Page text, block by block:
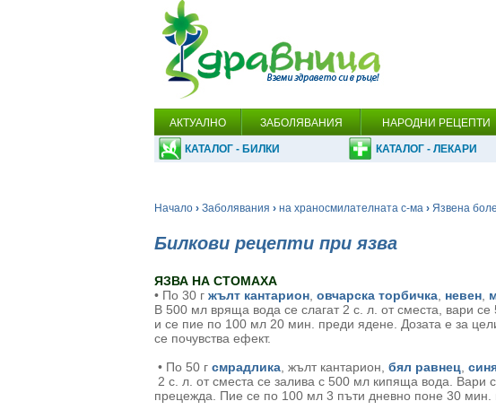
АКТУАЛНО ЗАБОЛЯВАНИЯ НАРОДНИ РЕЦЕПТИ
КАТАЛОГ - БИЛКИ КАТАЛОГ - ЛЕКАРИ
Начало › Заболявания › на храносмилателната с-ма › Язвена
Билкови рецепти при язва
ЯЗВА НА СТОМАХА
• По 30 г жълт кантарион овчарска торбичка невен
В 500 мл вряща вода се слагат 2 с. л. от сместа, вари
и се пие по 100 мл 20 мин. преди ядене. Дозата е за
се почувства ефект.
• По 50 г смрадлика , жълт кантарион, бял равнец
2 с. л. от сместа се залива с 500 мл кипяща вода. Вари
прецежда. Пие се по 100 мл 3 пъти дневно поне 30 мин.